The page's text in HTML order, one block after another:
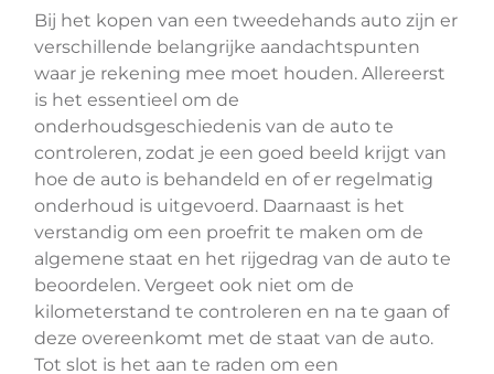
Bij het kopen van een tweedehands auto zijn er
verschillende belangrijke aandachtspunten
waar je rekening mee moet houden. Allereerst
is het essentieel om de
onderhoudsgeschiedenis van de auto te
controleren, zodat je een goed beeld krijgt van
hoe de auto is behandeld en of er regelmatig
onderhoud is uitgevoerd. Daarnaast is het
verstandig om een proefrit te maken om de
algemene staat en het rijgedrag van de auto te
beoordelen. Vergeet ook niet om de
kilometerstand te controleren en na te gaan of
deze overeenkomt met de staat van de auto.
Tot slot is het aan te raden om een